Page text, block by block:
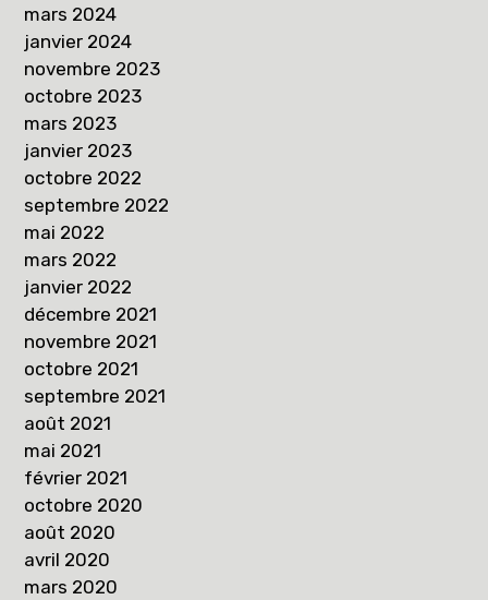
mars 2024
janvier 2024
novembre 2023
octobre 2023
mars 2023
janvier 2023
octobre 2022
septembre 2022
mai 2022
mars 2022
janvier 2022
décembre 2021
novembre 2021
octobre 2021
septembre 2021
août 2021
mai 2021
février 2021
octobre 2020
août 2020
avril 2020
mars 2020